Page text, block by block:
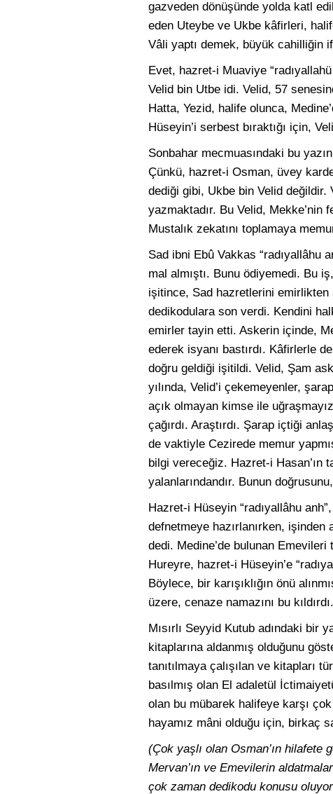
gazveden dönüşünde yolda katl
eden Uteybe ve Ukbe kâfirleri,
Vâli yaptı demek, büyük cahilliğin
Evet, hazret-i Muaviye
Velid bin Utbe idi. Velid, 57
Hatta, Yezid, halife olunca,
Hüseyin’i serbest bıraktığı için,
Sonbahar mecmuasındaki bu
Çünkü, hazret-i Osman, üvey
dediği gibi, Ukbe bin Velid değildir.
yazmaktadır. Bu Velid, Mekke’nin
Mustalık zekatını toplamaya
Sad ibni Ebû Vakkas “radıyallâhu
mal almıştı. Bunu ödiyemedi. Bu
işitince, Sad hazretlerini emirlikten
dedikodulara son verdi. Kendini
emirler tayin etti. Askerin içinde,
ederek isyanı bastırdı. Kâfirlerle
doğru geldiği işitildi. Velid, Şam
yılında, Velid’i çekemeyenler,
açık olmayan kimse ile
çağırdı. Araştırdı. Şarap içtiği
de vaktiyle Cezirede memur
bilgi vereceğiz. Hazret-i Hasan’ın
yalanlarındandır. Bunun
Hazret-i Hüseyin “radıyallâhu
defnetmeye hazırlanırken,
dedi. Medine’de bulunan Emevileri
Hureyre, hazret-i Hüseyin’e
Böylece, bir karışıklığın önü
üzere, cenaze namazını bu kıldırdı.
Mısırlı Seyyid Kutub adındaki bir
kitaplarına aldanmış olduğunu
tanıtılmaya çalışılan ve kitapları
basılmış olan El adaletül
olan bu mübarek halifeye karşı
hayamız mâni olduğu için, birkaç
(Çok yaşlı olan Osman’ın
Mervan’ın ve Emevilerin
çok zaman dedikodu konusu